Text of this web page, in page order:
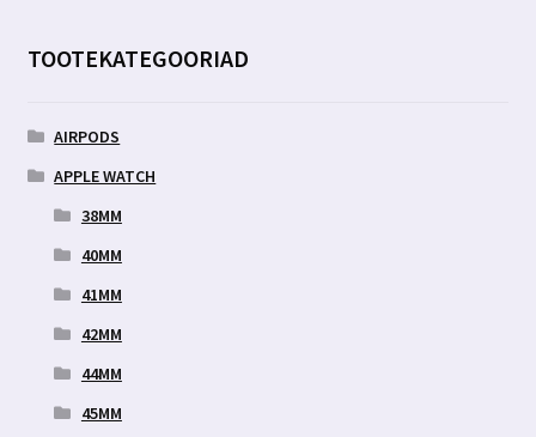
TOOTEKATEGOORIAD
AIRPODS
APPLE WATCH
38MM
40MM
41MM
42MM
44MM
45MM